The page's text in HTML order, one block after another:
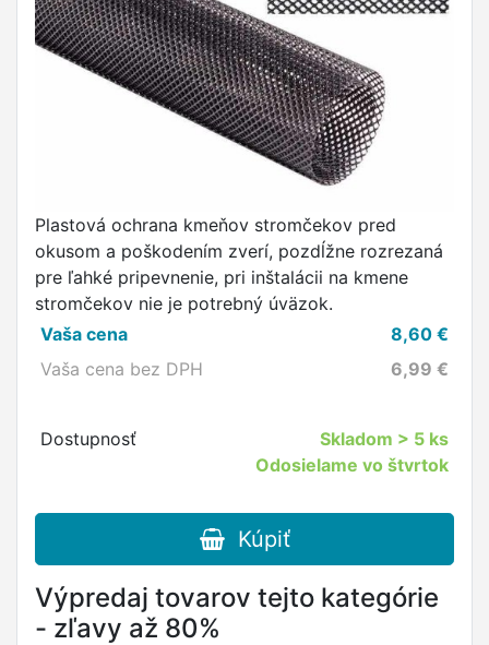
Plastová ochrana kmeňov stromčekov pred
okusom a poškodením zverí, pozdĺžne rozrezaná
pre ľahké pripevnenie, pri inštalácii na kmene
stromčekov nie je potrebný úväzok.
Vaša cena
8,60 €
Vaša cena bez DPH
6,99 €
Dostupnosť Skladom > 5 ks
Odosielame vo štvrtok
Kúpiť
Výpredaj tovarov tejto kategórie
- zľavy až 80%